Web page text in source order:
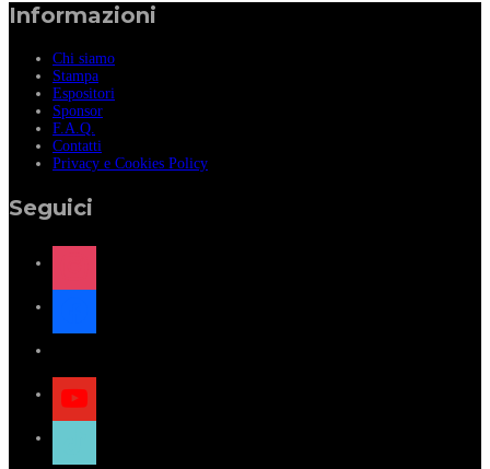
Informazioni
Chi siamo
Stampa
Espositori
Sponsor
F.A.Q.
Contatti
Privacy e Cookies Policy
Seguici
instagram
facebook
x
youtube
tiktok